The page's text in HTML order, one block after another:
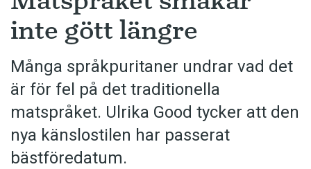
inte gött längre
Många språkpuritaner undrar vad det
är för fel på det traditionella
matspråket. Ulrika Good tycker att den
nya känslostilen har passerat
bästföredatum.